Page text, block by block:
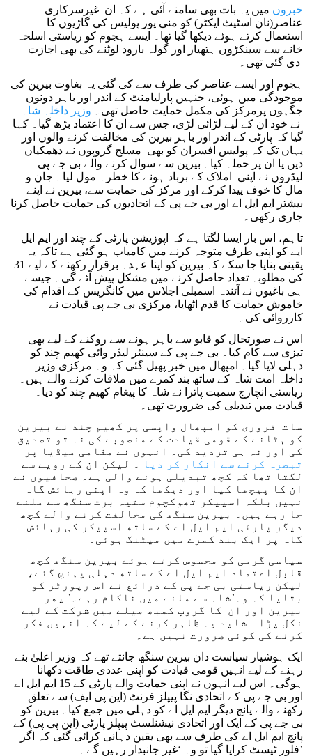
خبروں میں یہ بات بھی سامنے آئی ہے کہ ان غیرسرکاری
عناصر(نان اسٹیٹ ایکٹر) کو منی پور پولیس کی گاڑیوں کا
استعمال کرتے ہوئے دیکھا گیا تھا۔ ایسے ہجوم کو ریاستی اسلحہ
خانے سے سینکڑوں ہتھیار اور گولہ بارود لوٹنے کی بھی اجازت
دی گئی تھی۔
ہجوم اور ایسے عناصر کی طرف سے کی گئی یہ بغاوت بیرین کی
موجودگی میں ہوئی، جنہیں پارلیامنٹ کے اندر اور باہر دونوں
جگہوں پرمرکز کی مکمل حمایت حاصل تھی۔
وزیر داخلہ شاہ
نے خود ان کے لیے لڑائی لڑی، جس سے ان کا اعتماد بڑھ گیا۔ کہا
گیا کہ پارٹی کے اندر اور باہر بیرین کی مخالفت کرنے والوں اور
یہاں تک کہ پولیس افسران کو بھی مسلح گروپوں نے دھمکیاں
دیں یا ان پر حملہ کیا۔ بیرین سے سوال کرنے والے بی جے پی
لیڈروں نے اپنی املاک کے برباد ہونے کا خطرہ مول لیا۔ جان و
مال کا خوف پیدا کرکے اور مرکز کی حمایت سے، بیرین نے اپنے
بیشتر ایم ایل اے اور بی جے پی کے اتحادیوں کی حمایت حاصل کرنا
جاری رکھی۔
تاہم، اس بار ایسا لگتا ہے کہ اپوزیشن پارٹی کے چند اور ایم ایل
ایے کو اپنی طرف متوجہ کرنے میں کامیاب ہو گئی ہے تاکہ یہ
یقینی بنایا جا سکے کہ بیرین کو اپنا عہدہ برقرار رکھنے کے لیے 31
کی مطلوبہ تعداد حاصل کرنے میں مشکل پیش آئے گی۔ جیسے
ہی باغیوں نے آئندہ اسمبلی اجلاس میں کانگریس کے اقدام کی
خاموش حمایت کا قدم اٹھایا، مرکزی بی جے پی قیادت نے
کارروائی کی۔
اس نے صورتحال کو قابو سے باہر ہونے سے روکنے کے لیے بھی
تیزی سے کام کیا۔ بی جے پی کے سینئر لیڈر وائی کھیم چند کو
دہلی لایا گیا۔ امپھال میں خبر پھیل گئی کہ وہ مرکزی وزیر
داخلہ امت شاہ کے ساتھ بند کمرے میں ملاقات کرنے والے ہیں۔
ریاستی انچارج سمبت پاترا نے شاہ کا پیغام کھیم چند کو دیا۔
قیادت میں تبدیلی کی ضرورت تھی۔
سات فروری کو امپھال واپسی پر کھیم چند نے بیرین
کو ہٹانے کے قومی قیادت کے منصوبے کی نہ تو تصدیق
کی اور نہ ہی تردید کی۔ انہوں نے مقامی میڈیا پر
تبصرہ کرنے سے انکار کر دیا
۔ لیکن ان کے رویے سے
لگتا تھا کہ کچھ تبدیلی ہونے والی ہے۔ صحافیوں نے
ان کا پیچھا کیا اور دیکھا کہ وہ اپنی رہائش گاہ
نہیں بلکہ اسپیکر تھوکچوم ستیہ برت سنگھ سے ملنے
جا رہے ہیں۔ بیرین سنگھ کی مخالفت کرنے والے کچھ
دیگر پارٹی ایم ایل اے کے ساتھ اسپیکر کی رہائش
گاہ پر ایک بند کمرے میں میٹنگ ہوئی۔
سیاسی گرمی کو محسوس کرتے ہوئے بیرین سنگھ کچھ
قابل اعتماد ایم ایل اے کے ساتھ دہلی پہنچ گئے،
لیکن ریاستی بی جے پی کے ذرائع نے اس رپورٹر کو
بتایا کہ وہ’شاہ سے ملنے میں ناکام رہے۔’ پھر
بیرین اور ان کا گروپ کمبھ میلے میں شرکت کے لیے
نکل پڑا – شاید یہ ظاہر کرنے کے لیے کہ انہیں فکر
کرنے کی کوئی ضرورت نہیں ہے۔
ایک ہوشیار سیاست دان بیرین سنگھ جانتے تھے کہ وزیر اعلیٰ بنے
رہنے کے لیے انہیں قومی قیادت کو اپنی عددی طاقت دکھانا
ہوگی۔ اس لیے انہوں نے اپنی حمایت والے پارٹی کے 15 ایم ایل اے
اور بی جے پی کے اتحادی نگا پیپلز فرنٹ (این پی ایف) سے تعلق
رکھنے والے پانچ دیگر ایم ایل اے کو دہلی میں جمع کیا۔ بیرین کو
بی جے پی کے ایک اور اتحادی نیشنلسٹ پیپلز پارٹی (این پی پی) کے
پانچ ایم ایل اے کی طرف سے بھی یقین دہانی کرائی گئی کہ اگر
فلور ٹیسٹ کرایا گیا تو وہ ‘غیر جانبدار رہیں گے۔’